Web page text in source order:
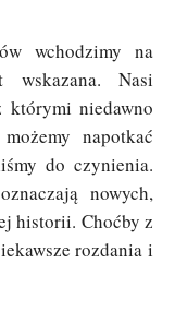
wchodzimy na
Nasi
niedawno
napotkać
do czynienia.
nowych,
historii. Choćby z
rozdania i